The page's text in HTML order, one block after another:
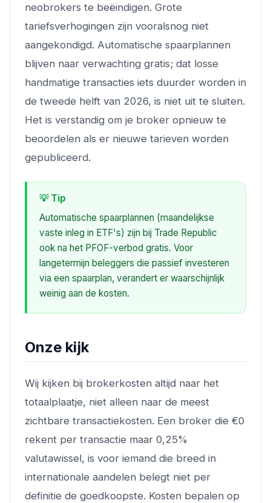
neobrokers te beëindigen. Grote
tariefsverhogingen zijn vooralsnog niet
aangekondigd. Automatische spaarplannen
blijven naar verwachting gratis; dat losse
handmatige transacties iets duurder worden in
de tweede helft van 2026, is niet uit te sluiten.
Het is verstandig om je broker opnieuw te
beoordelen als er nieuwe tarieven worden
gepubliceerd.
💡 Tip
Automatische spaarplannen (maandelijkse
vaste inleg in ETF's) zijn bij Trade Republic
ook na het PFOF-verbod gratis. Voor
langetermijn beleggers die passief investeren
via een spaarplan, verandert er waarschijnlijk
weinig aan de kosten.
Onze kijk
Wij kijken bij brokerkosten altijd naar het
totaalplaatje, niet alleen naar de meest
zichtbare transactiekosten. Een broker die €0
rekent per transactie maar 0,25%
valutawissel, is voor iemand die breed in
internationale aandelen belegt niet per
definitie de goedkoopste. Kosten bepalen op